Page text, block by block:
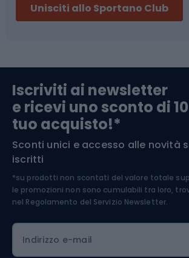
Abbigliamento da escursionismo
Componenti per biciclette
Arrampicata
Medicina dello sport
Abbigliamento ciclistico
Unisciti allo Sportano Club
Iscriviti ai newsletter
e ricevi uno sconto di
tuo acquisto!*
Sconti unici e accesso alle novità
iscritti
*su prodotti non scontati del valore totale
le promozioni non sono cumulabili tra loro,
nel Regolamento del Servizio Newsletter.
Indirizzo e-mail